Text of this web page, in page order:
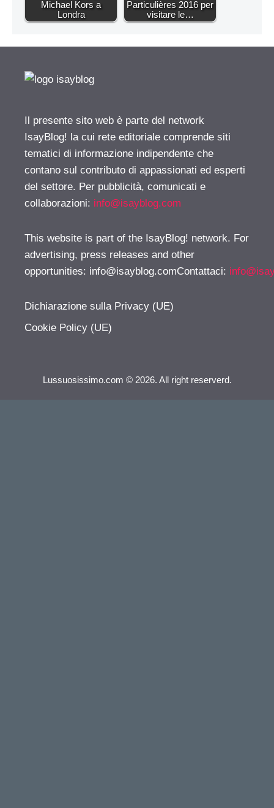
Michael Kors a
Londra
Particulières 2016 per
visitare le…
Il presente sito web è parte del network
IsayBlog! la cui rete editoriale comprende siti
tematici di informazione indipendente che
contano sul contributo di appassionati ed esperti
del settore. Per pubblicità, comunicati e
collaborazioni: info@isayblog.com
This website is part of the IsayBlog! network. For
advertising, press releases and other
opportunities: info@isayblog.comContattaci:
Dichiarazione sulla Privacy (UE)
Cookie Policy (UE)
Lussuosissimo.com © 2026. All right reserverd.